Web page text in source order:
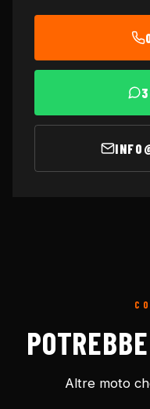
POTREBBE
Altre moto